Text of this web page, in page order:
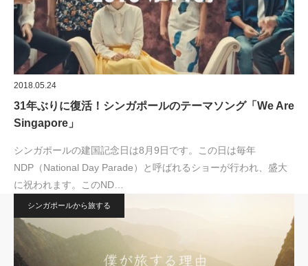
2018.05.24
31年ぶりに復活！シンガポールのテーマソング「We Are
Singapore」
シンガポールの建国記念日は8月9日です。この日は毎年
NDP（National Day Parade）と呼ばれるショーが行われ、盛大
に祝われます。このND…
シンガポールから旅する